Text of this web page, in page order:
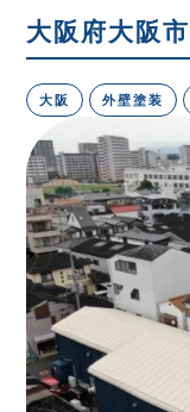
大阪府大阪
大阪 外壁塗装